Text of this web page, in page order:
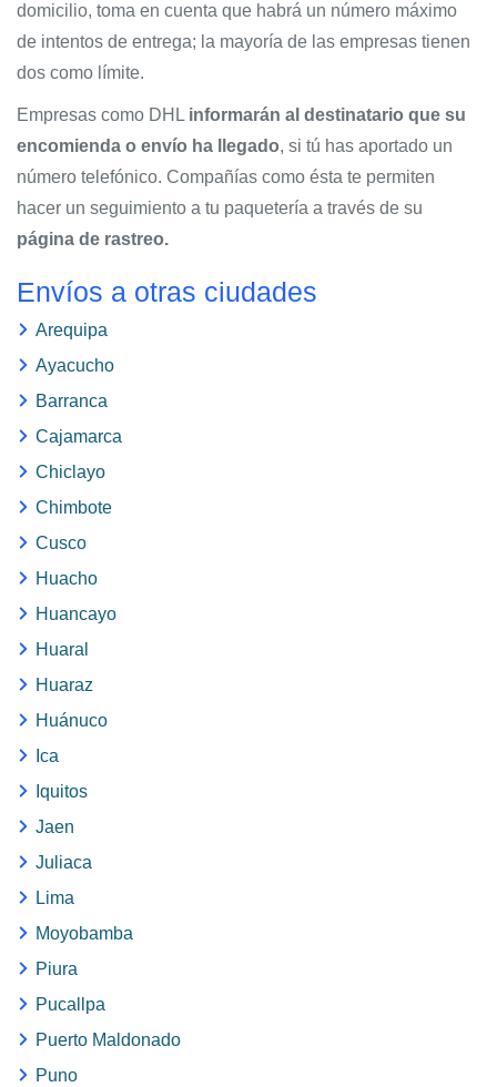
domicilio, toma en cuenta que habrá un número máximo
de intentos de entrega; la mayoría de las empresas tienen
dos como límite.
Empresas como DHL informarán al destinatario que su
encomienda o envío ha llegado, si tú has aportado un
número telefónico. Compañías como ésta te permiten
hacer un seguimiento a tu paquetería a través de su
página de rastreo.
Envíos a otras ciudades
Arequipa
Ayacucho
Barranca
Cajamarca
Chiclayo
Chimbote
Cusco
Huacho
Huancayo
Huaral
Huaraz
Huánuco
Ica
Iquitos
Jaen
Juliaca
Lima
Moyobamba
Piura
Pucallpa
Puerto Maldonado
Puno